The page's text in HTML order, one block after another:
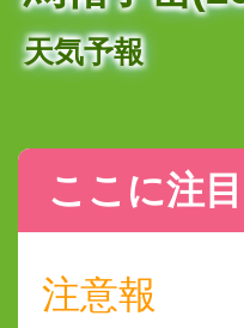
天気予報
ここに注目
注意報